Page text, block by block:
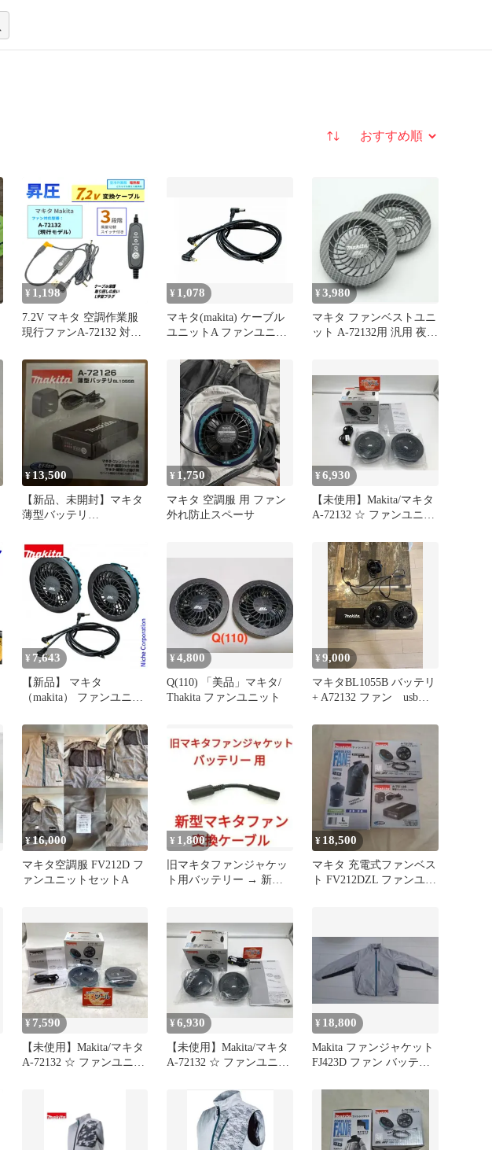
並び替え
¥ 1,198
7.2V マキタ 空調作業服
現行ファンA-72132 対応
ーブル モバイルバッテリ
が使える USB部L字型プ
ラグ ファンケーブルごと
¥ 1,078
マキタ(makita) ケーブル
ユニットA ファンユニッ
予備に
¥3,980
マキタ ファンベストユニ
ット A-72132用 汎用 夜光
¥13,500
【新品、未開封】マキタ
薄型バッテリ
トA-72132
¥ 1,750
マキタ 空調服 用 ファン
外れ防止スペーサ
¥6,930
【未使用】Makita/マキタ
‎A-72132 ☆ ファンユニッ
[IT_LNALX][岡岩][M05]
¥ 7,643
【新品】 マキタ
（makita） ファンユニッ
¥4,800
Q(110) 「美品」マキタ/
Thakita ファンユニット
¥9,000
マキタBL1055B バッテリ
+ A72132 ファン usb充
¥16,000
マキタ空調服 FV212D フ
ァンユニットセットA
¥ 1,800
旧マキタファンジャケッ
ト用バッテリー → 新型
¥ 18,500
マキタ 充電式ファンベス
ト FV212DZL ファンユニ
¥ 7,590
【未使用】Makita/マキタ
‎A-72132 ☆ ファンユニッ
¥6,930
【未使用】Makita/マキタ
‎A-72132 ☆ ファンユニッ
[IT_RFDPS][岡岩][M05]
¥ 18,800
Makita ファンジャケット
FJ423D ファン バッテリ